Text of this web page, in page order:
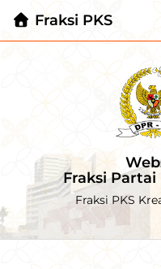
Fraksi PKS
Fraksi Partai
Fraksi PKS